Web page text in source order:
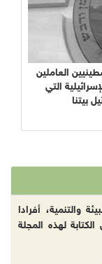
العاملين
التي
والتنمية، أفرادا
لهذه المجلة